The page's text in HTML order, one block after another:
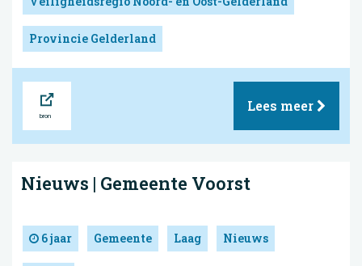
Provincie Gelderland
Lees meer
Nieuws | Gemeente Voorst
6 jaar Gemeente Laag Nieuws